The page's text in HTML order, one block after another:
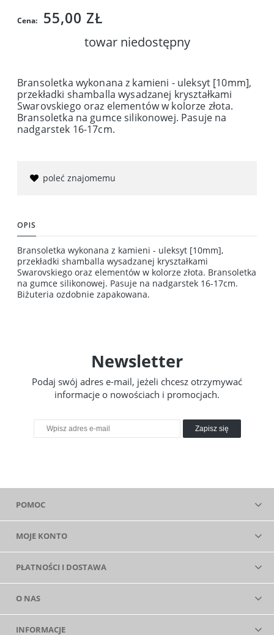
Cena: 55,00 ZŁ
towar niedostępny
Bransoletka wykonana z kamieni - uleksyt [10mm],
przekładki shamballa wysadzanej kryształkami
Swarovskiego oraz elementów w kolorze złota.
Bransoletka na gumce silikonowej. Pasuje na
nadgarstek 16-17cm.
poleć znajomemu
OPIS
Bransoletka wykonana z kamieni - uleksyt [10mm],
przekładki shamballa wysadzanej kryształkami
Swarovskiego oraz elementów w kolorze złota. Bransoletka
na gumce silikonowej. Pasuje na nadgarstek 16-17cm.
Biżuteria ozdobnie zapakowana.
Newsletter
Podaj swój adres e-mail, jeżeli chcesz otrzymywać
informacje o nowościach i promocjach.
Zapisz się
POMOC
MOJE KONTO
PŁATNOŚCI I DOSTAWA
O NAS
INFORMACJE